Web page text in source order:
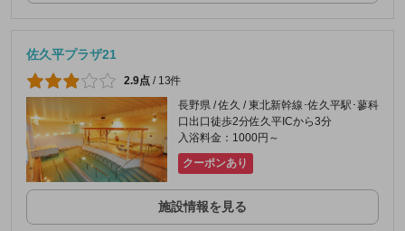
佐久平プラザ21
2.9点 / 13件
長野県 / 佐久 / 東北新幹線･佐久平駅･蓼科
口出口徒歩2分佐久平ICから3分
入浴料金：1000円～
クーポンあり
施設情報を見る